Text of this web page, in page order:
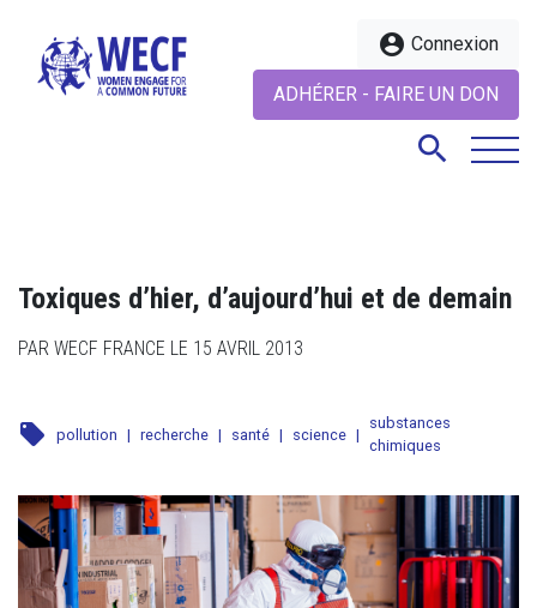
account_circle Connexion
ADHÉRER - FAIRE UN DON
search
search
Toxiques d’hier, d’aujourd’hui et de demain
PAR WECF FRANCE LE 15 AVRIL 2013
local_offer pollution | recherche | santé | science |
substances
chimiques